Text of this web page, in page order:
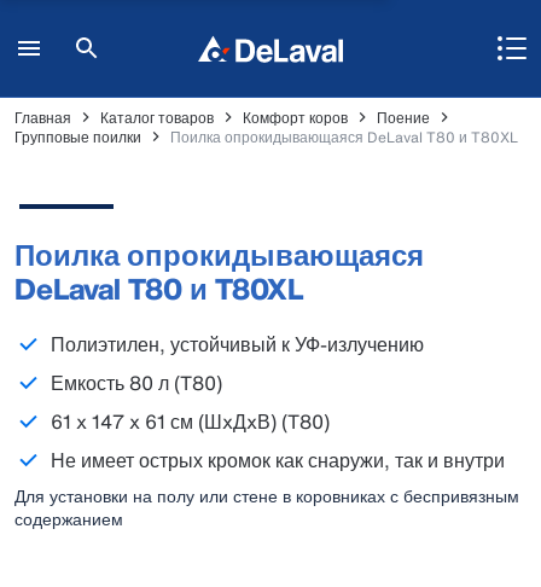
Главная Каталог товаров Комфорт коров
Поение
Групповые поилки
Поилка опрокидывающаяся DeLaval T80 и T80XL
Поилка опрокидывающаяся
DeLaval T80 и T80XL
Полиэтилен, устойчивый к УФ-излучению
Емкость 80 л (T80)
61 x 147 x 61 см (ШxДxВ) (T80)
Не имеет острых кромок как снаружи, так и внутри
Для установки на полу или стене в коровниках с беспривязным
содержанием